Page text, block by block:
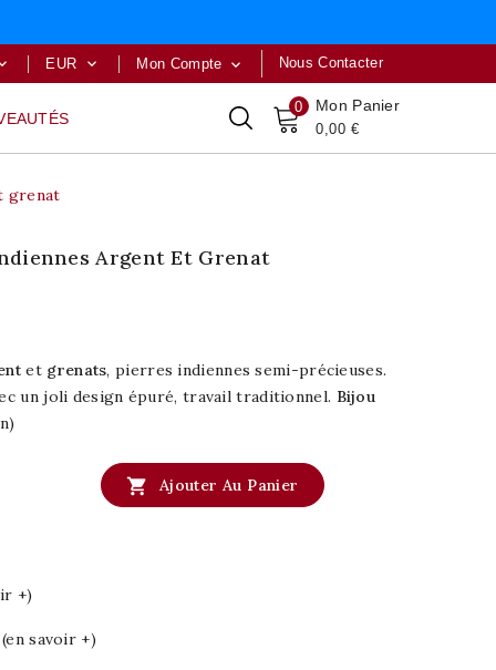
Nous Contacter
Mon Compte 
EUR 
0 Mon Panier
0,00 €
grenat
Argent Et Grenat
et grenats, pierres indiennes semi-précieuses.
un joli design épuré, travail traditionnel. Bijou
 Ajouter Au Panier
+)
savoir +)